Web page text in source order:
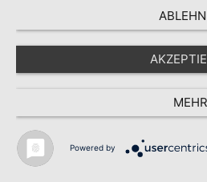
MEHR
Powered by